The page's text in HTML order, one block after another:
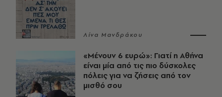
Λίνα Μανδράκου
«Μένουν 6 ευρώ»: Γιατί η Αθήνα
είναι μία από τις πιο δύσκολες
πόλεις για να ζήσεις από τον
μισθό σου